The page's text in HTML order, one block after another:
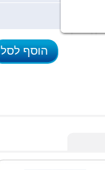
הוסף לסל